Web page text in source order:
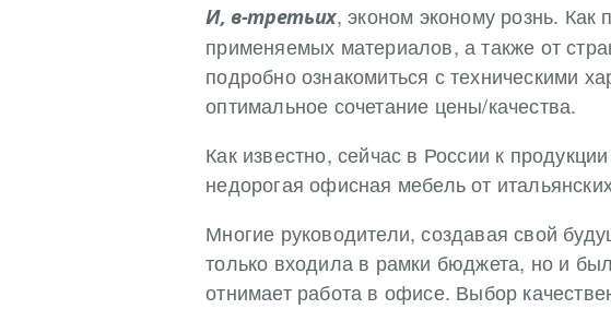
И, в-третьих, эконом эконому рознь. Как
применяемых материалов, а также от
подробно ознакомиться с техническими
оптимальное сочетание цены/качества.
Как известно, сейчас в России к
недорогая офисная мебель от
Многие руководители, создавая свой
только входила в рамки бюджета, но и
отнимает работа в офисе. Выбор